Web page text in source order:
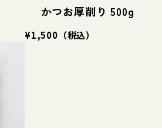
かつお厚削り 500g
¥1,500 （税込）